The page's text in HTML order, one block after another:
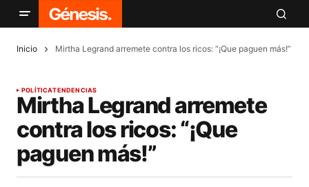
Inicio Mirtha Legrand arremete contra los ricos: “¡Que paguen más!”
POLÍTICATENDENCIAS
Mirtha Legrand arremete
contra los ricos: “¡Que
paguen más!”